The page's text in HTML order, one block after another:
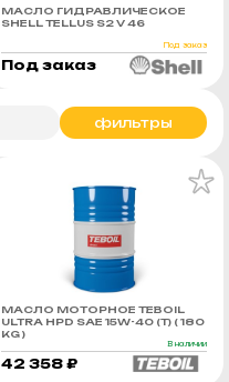
МАСЛО ГИДРАВЛИЧЕСКОЕ
SHELL TELLUS S2 V 46
Под заказ
Под заказ
фильтры
МАСЛО МОТОРНОЕ TEBOIL
ULTRA HPD SAE 15W-40 (Т) ( 180
KG )
В наличии
42 358 ₽